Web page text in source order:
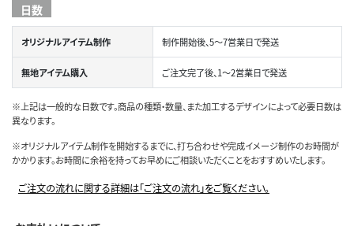
日数
オリジナルアイテム制作 制作開始後、5～7営業日で発送
無地アイテム購入 ご注文完了後、1～2営業日で発送
※上記は一般的な日数です。商品の種類・数量、また加工するデザインによって必要日数は
異なります。
※オリジナルアイテム制作を開始するまでに、打ち合わせや完成イメージ制作のお時間が
かかります。お時間に余裕を持ってお早めにご相談いただくことをおすすめいたします。
ご注文の流れに関する詳細は「ご注文の流れ」をご覧ください。